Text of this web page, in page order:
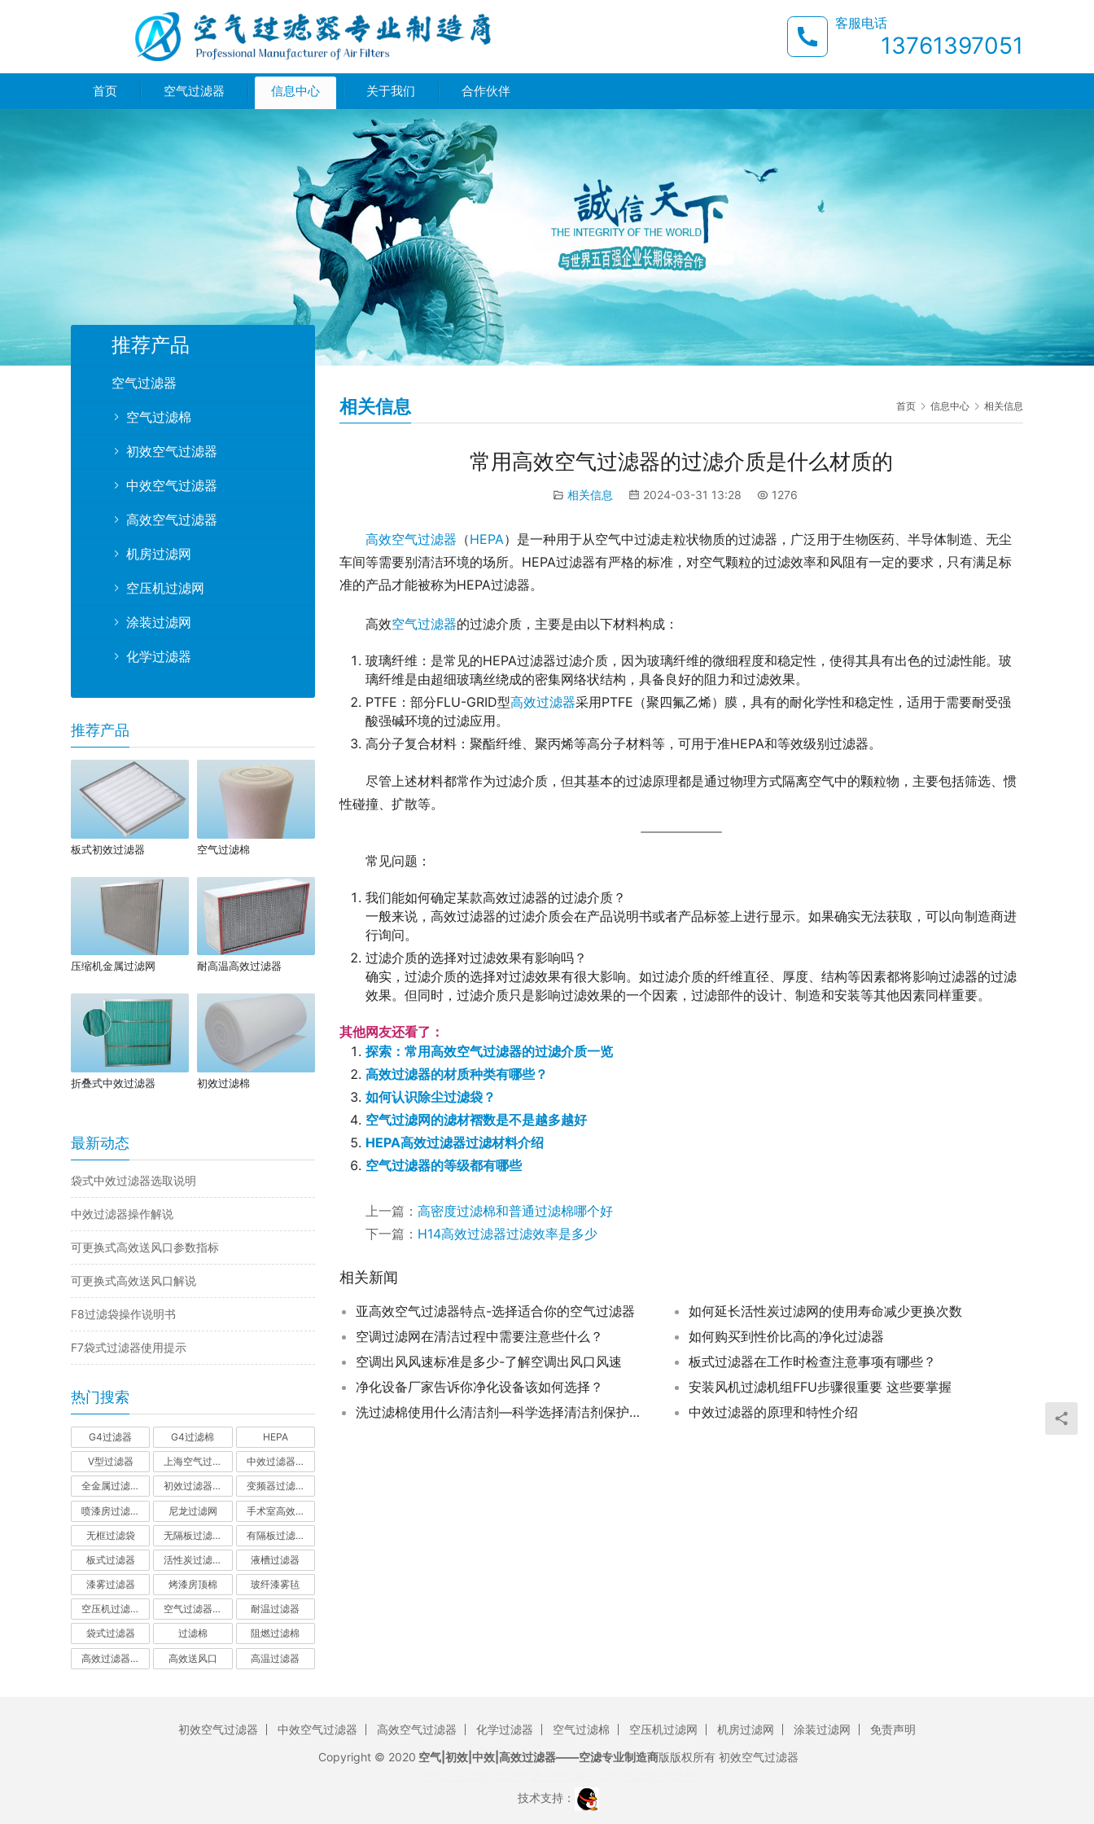
客服电话
13761397051
首页 空气过滤器 信息中心 关于我们 合作伙伴
首页 信息中心 相关信息
相关信息
常用高效空气过滤器的过滤介质是什么材质的
相关信息 2024-03-31 13:28 1276
高效空气过滤器 （HEPA）是一种用于从空气中过滤走粒状物质的过滤器，广泛用于生物医药、半导体制造、无尘
车间等需要别清洁环境的场所。HEPA过滤器有严格的标准，对空气颗粒的过滤效率和风阻有一定的要求，只有满足标
准的产品才能被称为HEPA过滤器。
高效空气过滤器的过滤介质，主要是由以下材料构成：
玻璃纤维：是常见的HEPA过滤器过滤介质，因为玻璃纤维的微细程度和稳定性，使得其具有出色的过滤性能。玻
璃纤维是由超细玻璃丝绕成的密集网络状结构，具备良好的阻力和过滤效果。
PTFE：部分FLU-GRID型高效过滤器采用PTFE（聚四氟乙烯）膜，具有的耐化学性和稳定性，适用于需要耐受强
酸强碱环境的过滤应用。
高分子复合材料：聚酯纤维、聚丙烯等高分子材料等，可用于准HEPA和等效级别过滤器。
尽管上述材料都常作为过滤介质，但其基本的过滤原理都是通过物理方式隔离空气中的颗粒物，主要包括筛选、惯
性碰撞、扩散等。
常见问题：
我们能如何确定某款高效过滤器的过滤介质？
一般来说，高效过滤器的过滤介质会在产品说明书或者产品标签上进行显示。如果确实无法获取，可以向制造商进
行询问。
过滤介质的选择对过滤效果有影响吗？
确实，过滤介质的选择对过滤效果有很大影响。如过滤介质的纤维直径、厚度、结构等因素都将影响过滤器的过滤
效果。但同时，过滤介质只是影响过滤效果的一个因素，过滤部件的设计、制造和安装等其他因素同样重要。
其他网友还看了：
探索：常用高效空气过滤器的过滤介质一览
高效过滤器的材质种类有哪些？
如何认识除尘过滤袋？
空气过滤网的滤材褶数是不是越多越好
HEPA高效过滤器过滤材料介绍
空气过滤器的等级都有哪些
上一篇： 高密度过滤棉和普通过滤棉哪个好
下一篇： H14高效过滤器过滤效率是多少
相关新闻
亚高效空气过滤器特点-选择适合你的空气过滤器
如何延长活性炭过滤网的使用寿命减少更换次数
空调过滤网在清洁过程中需要注意些什么？
如何购买到性价比高的净化过滤器
空调出风风速标准是多少-了解空调出风口风速
板式过滤器在工作时检查注意事项有哪些？
净化设备厂家告诉你净化设备该如何选择？
安装风机过滤机组FFU步骤很重要 这些要掌握
洗过滤棉使用什么清洁剂—科学选择清洁剂保护过滤棉寿命
中效过滤器的原理和特性介绍
推荐产品
空气过滤器
空气过滤棉
初效空气过滤器
中效空气过滤器
高效空气过滤器
机房过滤网
空压机过滤网
涂装过滤网
化学过滤器
推荐产品
板式初效过滤器 空气过滤棉
压缩机金属过滤网 耐高温高效过滤器
折叠式中效过滤器 初效过滤棉
最新动态
袋式中效过滤器选取说明
中效过滤器操作解说
可更换式高效送风口参数指标
可更换式高效送风口解说
F8过滤袋操作说明书
F7袋式过滤器使用提示
热门搜索
G4过滤器 G4过滤棉 HEPA
V型过滤器 上海空气过滤器 中效过滤器-中效空气过滤器
全金属过滤器 初效过滤器-初效空气过滤器 变频器过滤器
喷漆房过滤棉 尼龙过滤网 手术室高效过滤器
无框过滤袋 无隔板过滤器 有隔板过滤器
板式过滤器 活性炭过滤器-活性炭空气过滤器 液槽过滤器
漆雾过滤器 烤漆房顶棉 玻纤漆雾毡
空压机过滤网 空气过滤器厂家 耐温过滤器
袋式过滤器 过滤棉 阻燃过滤棉
高效过滤器-高效空气过滤器 高效送风口 高温过滤器
初效空气过滤器 中效空气过滤器 高效空气过滤器 化学过滤器 空气过滤棉 空压机过滤网 机房过滤网 涂装过滤网
免责声明
Copyright © 2020 空气|初效|中效|高效过滤器——空滤专业制造商版版权所有 初效空气过滤器
技术支持：